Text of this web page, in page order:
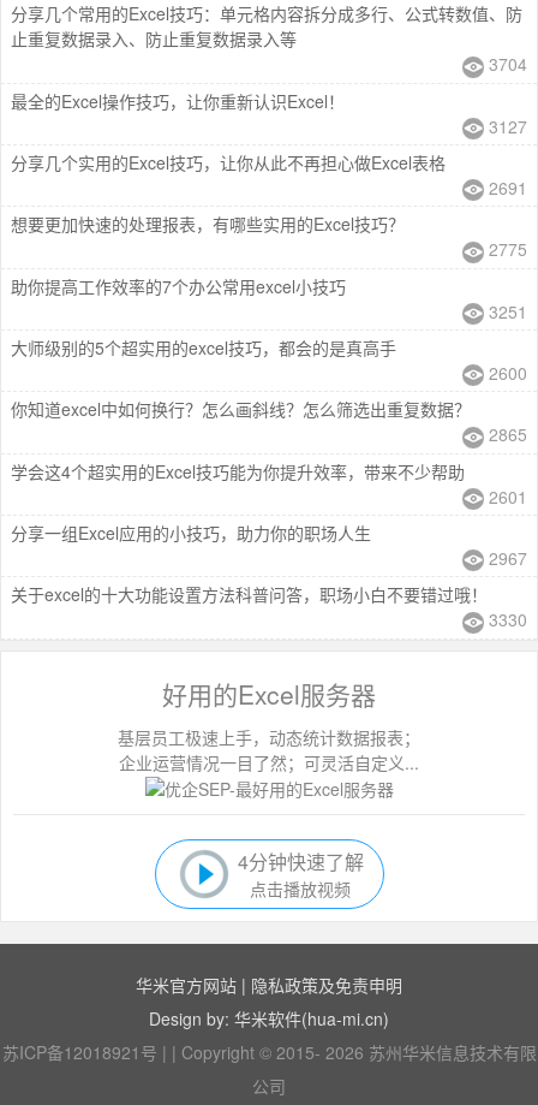
分享几个常用的Excel技巧：单元格内容拆分成多行、公式转数值、防
止重复数据录入、防止重复数据录入等
3704
最全的Excel操作技巧，让你重新认识Excel！
3127
分享几个实用的Excel技巧，让你从此不再担心做Excel表格
2691
想要更加快速的处理报表，有哪些实用的Excel技巧？
2775
助你提高工作效率的7个办公常用excel小技巧
3251
大师级别的5个超实用的excel技巧，都会的是真高手
2600
你知道excel中如何换行？怎么画斜线？怎么筛选出重复数据？
2865
学会这4个超实用的Excel技巧能为你提升效率，带来不少帮助
2601
分享一组Excel应用的小技巧，助力你的职场人生
2967
关于excel的十大功能设置方法科普问答，职场小白不要错过哦！
3330
好用的Excel服务器
基层员工极速上手，动态统计数据报表；
企业运营情况一目了然；可灵活自定义...
4分钟快速了解
点击播放视频
华米官方网站 | 隐私政策及免责申明
Design by: 华米软件(hua-mi.cn)
苏ICP备12018921号 | | Copyright © 2015- 2026 苏州华米信息技术有限
公司